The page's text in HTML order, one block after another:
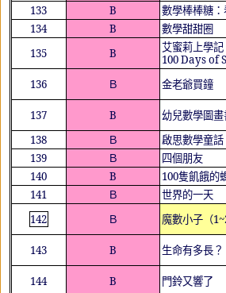
133
B 數學棒棒糖
134
B
數學甜甜圈
135
B 艾蜜莉上學
100 Days of
136
Ｂ 金老爺買鐘
137 B 幼兒數學圖
138
Ｂ 啟思數學童話
139
Ｂ
四個朋友
140
B 100隻飢餓的
141
Ｂ
世界的一天
142
Ｂ 魔數小子（
143 B 生命有多長？
144 B
門鈴又響了